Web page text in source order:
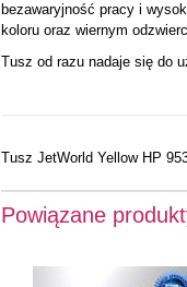
bezawaryjność pracy i
koloru oraz wiernym
Tusz od razu nadaje się do
Tusz JetWorld Yellow HP
Powiązane